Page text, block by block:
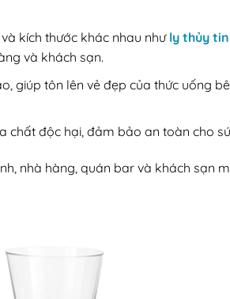
kích thước khác nhau nhưly thủy
và khách sạn.
giúp tôn lên vẻ đẹp của thức uống
chất độc hại, đảm bảo an toàn cho
nhà hàng, quán bar và khách sạn